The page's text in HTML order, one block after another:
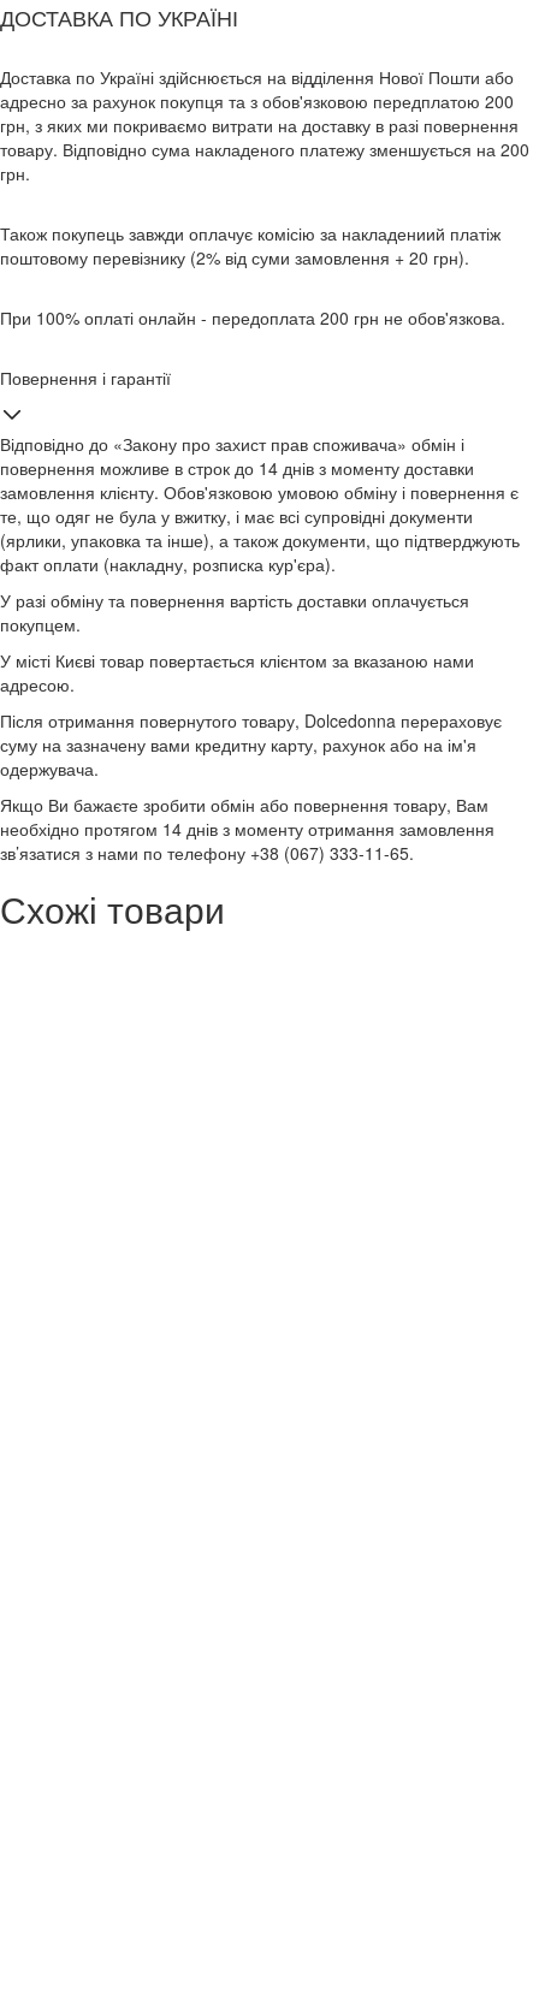
ДОСТАВКА ПО УКРАЇНІ
Доставка по Україні здійснюється на відділення Нової Пошти або
адресно за рахунок покупця та з обов'язковою передплатою 200
грн, з яких ми покриваємо витрати на доставку в разі повернення
товару. Відповідно сума накладеного платежу зменшується на 200
грн.
Також покупець завжди оплачує комісію за накладениий платіж
поштовому перевізнику (2% від суми замовлення + 20 грн).
При 100% оплаті онлайн - передоплата 200 грн не обов'язкова.
Повернення і гарантії
Відповідно до «Закону про захист прав споживача» обмін і
повернення можливе в строк до 14 днів з моменту доставки
замовлення клієнту. Обов'язковою умовою обміну і повернення є
те, що одяг не була у вжитку, і має всі супровідні документи
(ярлики, упаковка та інше), а також документи, що підтверджують
факт оплати (накладну, розписка кур'єра).
У разі обміну та повернення вартість доставки оплачується
покупцем.
У місті Києві товар повертається клієнтом за вказаною нами
адресою.
Після отримання повернутого товару, Dolcedonna перераховує
суму на зазначену вами кредитну карту, рахунок або на ім'я
одержувача.
Якщо Ви бажаєте зробити обмін або повернення товару, Вам
необхідно протягом 14 днів з моменту отримання замовлення
зв’язатися з нами по телефону +38 (067) 333-11-65.
Схожі товари